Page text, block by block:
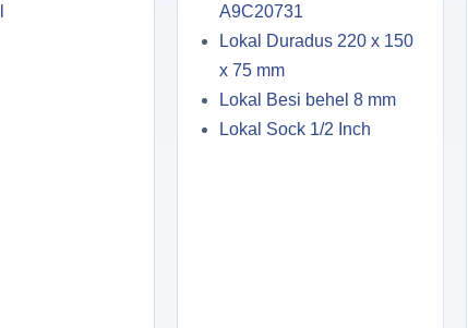
A9C20731
Lokal Duradus 220 x 150
x 75 mm
Lokal Besi behel 8 mm
Lokal Sock 1/2 Inch